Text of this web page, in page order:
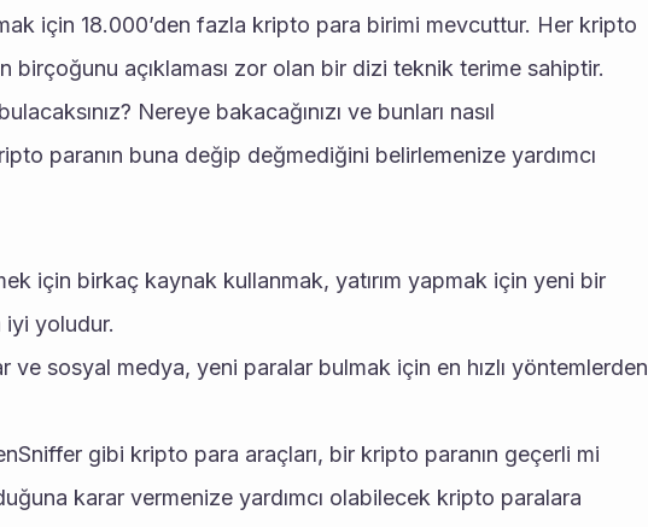
için 18.000’den fazla kripto para birimi mevcuttur. Her kripto
birçoğunu açıklaması zor olan bir dizi teknik terime sahiptir.
Nereye bakacağınızı ve bunları nasıl
paranın buna değip değmediğini belirlemenize yardımcı
için birkaç kaynak kullanmak, yatırım yapmak için yeni bir
iyi yoludur.
ve sosyal medya, yeni paralar bulmak için en hızlı yöntemlerden
gibi kripto para araçları, bir kripto paranın geçerli mi
karar vermenize yardımcı olabilecek kripto paralara